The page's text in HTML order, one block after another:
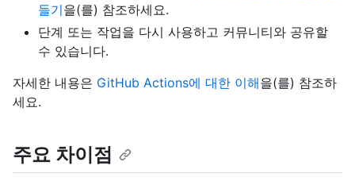
들기을(를) 참조하세요.
단계 또는 작업을 다시 사용하고 커뮤니티와 공유할
수 있습니다.
자세한 내용은 GitHub Actions에 대한 이해을(를) 참조하
세요.
주요 차이점